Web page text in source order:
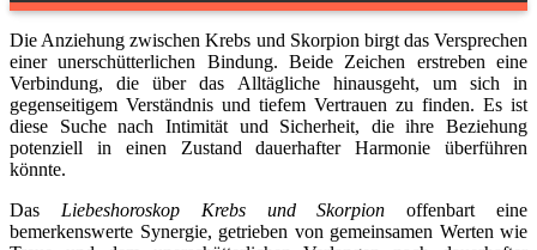
Die Anziehung zwischen Krebs und Skorpion birgt das Versprechen
einer unerschütterlichen Bindung. Beide Zeichen erstreben eine
Verbindung, die über das Alltägliche hinausgeht, um sich in
gegenseitigem Verständnis und tiefem Vertrauen zu finden. Es ist
diese Suche nach Intimität und Sicherheit, die ihre Beziehung
potenziell in einen Zustand dauerhafter Harmonie überführen
könnte.
Das Liebeshoroskop Krebs und Skorpion offenbart eine
bemerkenswerte Synergie, getrieben von gemeinsamen Werten wie